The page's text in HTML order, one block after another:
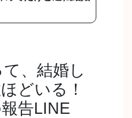
、結婚し
どいる！
告LINE